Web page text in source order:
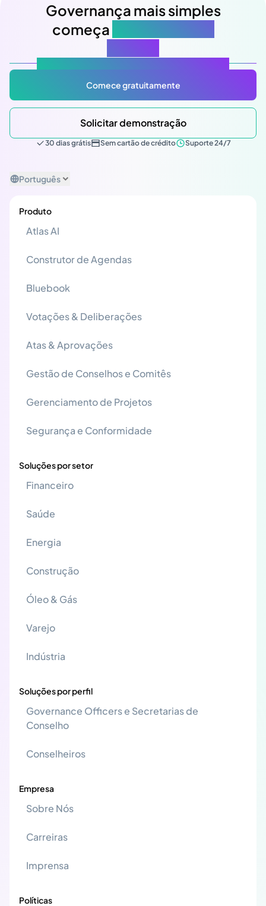
Governança mais simples
começa
Comece gratuitamente
Solicitar demonstração
30 dias grátis Sem cartão de crédito Suporte 24/7
Português
Produto
Atlas AI
Construtor de Agendas
Bluebook
Votações & Deliberações
Atas & Aprovações
Gestão de Conselhos e Comitês
Gerenciamento de Projetos
Segurança e Conformidade
Soluções por setor
Financeiro
Saúde
Energia
Construção
Óleo & Gás
Varejo
Indústria
Soluções por perfil
Governance Officers e Secretarias de
Conselho
Conselheiros
Empresa
Sobre Nós
Carreiras
Imprensa
Políticas